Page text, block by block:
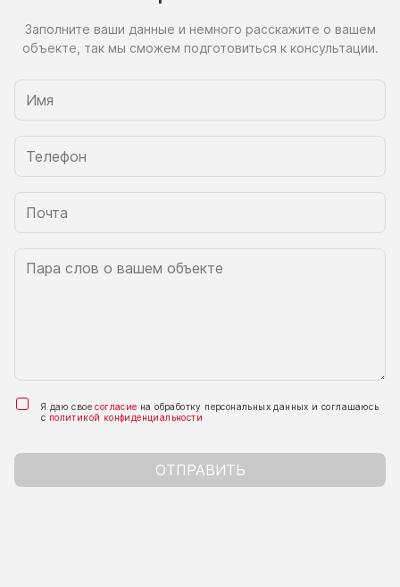
Заполните ваши данные и немного расскажите о вашем
объекте, так мы сможем подготовиться к консультации.
Я даю своесогласие на обработку персональных данных и соглашаюсь
с политикой конфиденциальности
ОТПРАВИТЬ